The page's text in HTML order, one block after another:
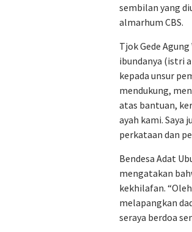
sembilan yang
almarhum CBS.
Tjok Gede
ibundanya (istri
kepada unsur
mendukung,
atas bantuan,
ayah kami. Saya
perkataan dan
Bendesa Adat
mengatakan
kekhilafan.
melapangkan
seraya berdoa